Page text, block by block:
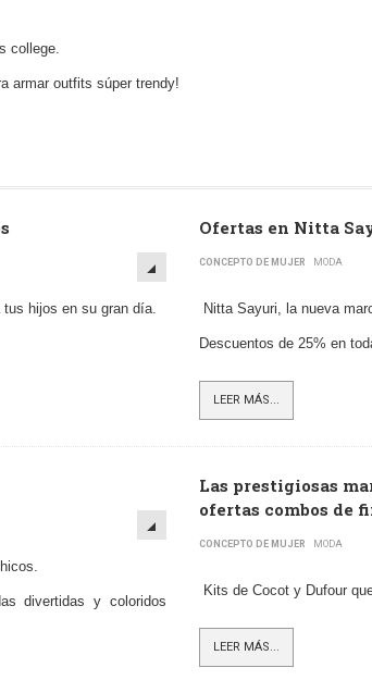
college.
armar outfits súper trendy!
hijos en su gran día.
Ofertas en Nitta
CONCEPTO DE MUJER MODA
Nitta Sayuri, la nueva
Descuentos de 25% en
LEER MÁS...
divertidas y coloridos
Las prestigiosas
ofertas combos de
CONCEPTO DE MUJER MODA
Kits de Cocot y Dufour
LEER MÁS...